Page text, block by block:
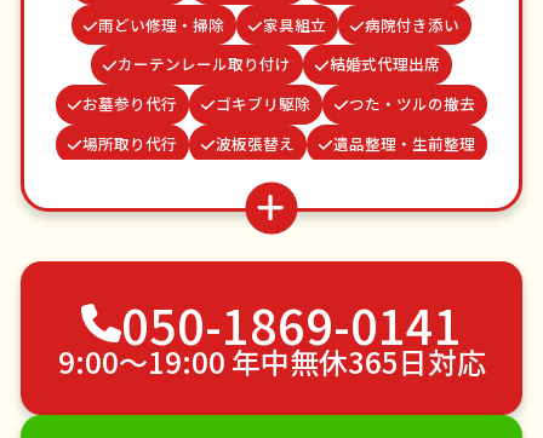
雨どい修理・掃除
家具組立
病院付き添い
カーテンレール取り付け
結婚式代理出席
お墓参り代行
ゴキブリ駆除
つた・ツルの撤去
場所取り代行
波板張替え
遺品整理・生前整理
買い物代行
網戸張替え
ベランダ掃除
並び代行
謝罪代行
不用品回収
ゴミ屋敷片付け
植木の剪定
植木の伐採
手すり取り付け
ペットのお世話
エアコンクリーニング
DIY・日曜大工
ハウスクリーニング
050-1869-0141
9:00〜19:00 年中無休365日対応